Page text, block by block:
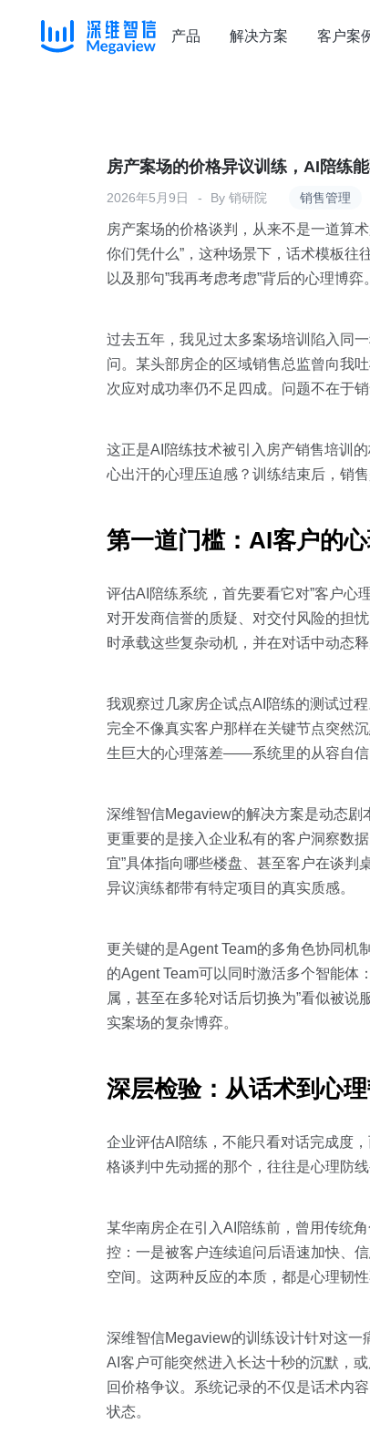
产品 解决方案 客户案
销售管理
房产案场的价格异议训练，AI陪练
2026年5月9日 By 销研院
房产案场的价格谈判，从来不是一道算
你们凭什么”，这种场景下，话术模板往
以及那句”我再考虑考虑”背后的心理博弈。
过去五年，我见过太多案场培训陷入同
问。某头部房企的区域销售总监曾向我
次应对成功率仍不足四成。问题不在于
这正是AI陪练技术被引入房产销售培训
心出汗的心理压迫感？训练结束后，销
第一道门槛：AI客户的
评估AI陪练系统，首先要看它对”客户
对开发商信誉的质疑、对交付风险的担
时承载这些复杂动机，并在对话中动态释
我观察过几家房企试点AI陪练的测试过
完全不像真实客户那样在关键节点突然
生巨大的心理落差——系统里的从容自信
深维智信Megaview的解决方案是动态剧
更重要的是接入企业私有的客户洞察数
宜”具体指向哪些楼盘、甚至客户在谈判
异议演练都带有特定项目的真实质感。
更关键的是Agent Team的多角色协同机
的Agent Team可以同时激活多个智能体
属，甚至在多轮对话后切换为”看似被
实案场的复杂博弈。
深层检验：从话术到心
企业评估AI陪练，不能只看对话完成度
格谈判中先动摇的那个，往往是心理防
某华南房企在引入AI陪练前，曾用传统
控：一是被客户连续追问后语速加快、
空间。这两种反应的本质，都是心理韧
深维智信Megaview的训练设计针对这
AI客户可能突然进入长达十秒的沉默，
回价格争议。系统记录的不仅是话术内
状态。